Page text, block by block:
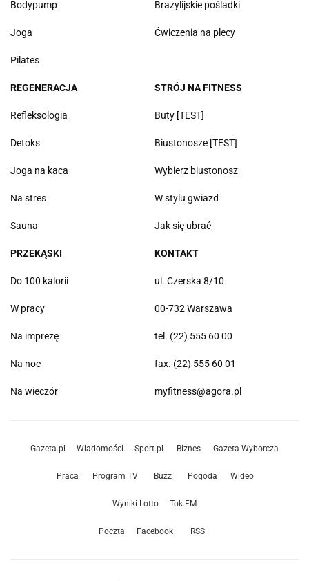
Bodypump
Joga
Pilates
Brazylijskie pośladki
Ćwiczenia na plecy
REGENERACJA
Refleksologia
Detoks
Joga na kaca
Na stres
Sauna
STRÓJ NA FITNESS
Buty [TEST]
Biustonosze [TEST]
Wybierz biustonosz
W stylu gwiazd
Jak się ubrać
PRZEKĄSKI
Do 100 kalorii
W pracy
Na imprezę
Na noc
Na wieczór
KONTAKT
ul. Czerska 8/10
00-732 Warszawa
tel. (22) 555 60 00
fax. (22) 555 60 01
myfitness@agora.pl
Gazeta.pl Wiadomości Sport.pl Biznes Gazeta Wyborcza
Praca Program TV Buzz Pogoda Wideo
Wyniki Lotto Tok.FM
Poczta Facebook RSS